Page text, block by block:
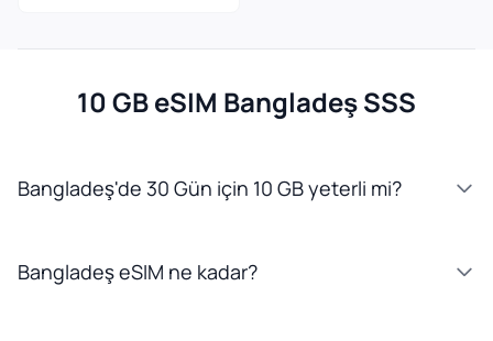
10 GB eSIM Bangladeş SSS
Bangladeş'de 30 Gün için 10 GB yeterli mi?
Bangladeş eSIM ne kadar?